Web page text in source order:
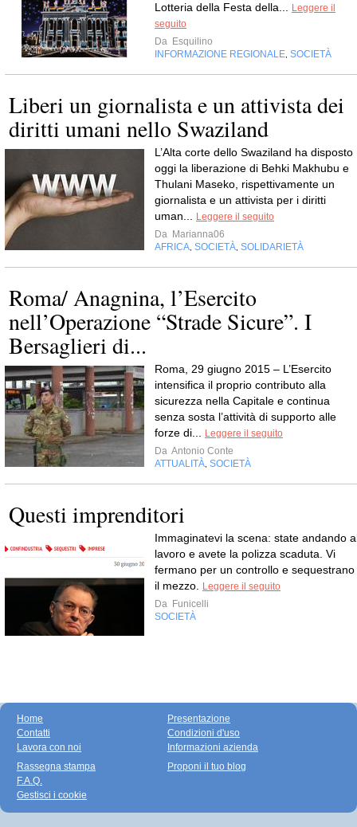
Lotteria della Festa della...
Leggere il
seguito
Da Esquilino
INFORMAZIONE REGIONALE SOCIETÀ
Liberi un giornalista e un attivista dei
diritti umani nello Swaziland
L’Alta corte dello Swaziland ha disposto
oggi la liberazione di Behki Makhubu e
Thulani Maseko, rispettivamente un
giornalista e un attivista per i diritti
uman...
Leggere il seguito
Da Marianna06
AFRICA SOCIETÀ SOLIDARIETÀ
Roma/ Anagnina, l’Esercito
nell’Operazione “Strade Sicure”. I
Bersaglieri di...
Roma, 29 giugno 2015 – L’Esercito
intensifica il proprio contributo alla
sicurezza nella Capitale e continua
senza sosta l’attività di supporto alle
forze di...
Leggere il seguito
Da Antonio Conte
ATTUALITÀ SOCIETÀ
Questi imprenditori
Immaginatevi la scena: state andando
lavoro e avete la polizza scaduta. Vi
fermano per un controllo e sequestrano
il mezzo.
Leggere il seguito
Da Funicelli
SOCIETÀ
Home
Contatti
Lavora con noi
Presentazione
Condizioni d'uso
Informazioni azienda
Rassegna stampa
F.A.Q.
Gestisci i cookie
Proponi il tuo blog